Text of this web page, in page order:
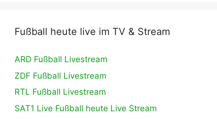
Fußball heute live im TV & Stream
ARD Fußball Livestream
ZDF Fußball Livestream
RTL Fußball Livestream
SAT1 Live Fußball heute Live Stream